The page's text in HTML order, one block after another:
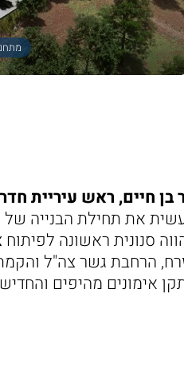
בן חיים, ראש עיריית
את תחילת הבנייה
סנונית ראשונה
אימונים מהיפים